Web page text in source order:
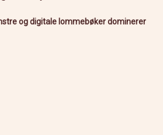
og digitale lommebøker dominerer